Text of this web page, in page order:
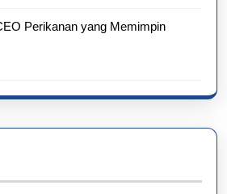
Perikanan yang Memimpin